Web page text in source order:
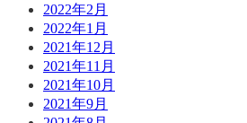
2022年2月
2022年1月
2021年12月
2021年11月
2021年10月
2021年9月